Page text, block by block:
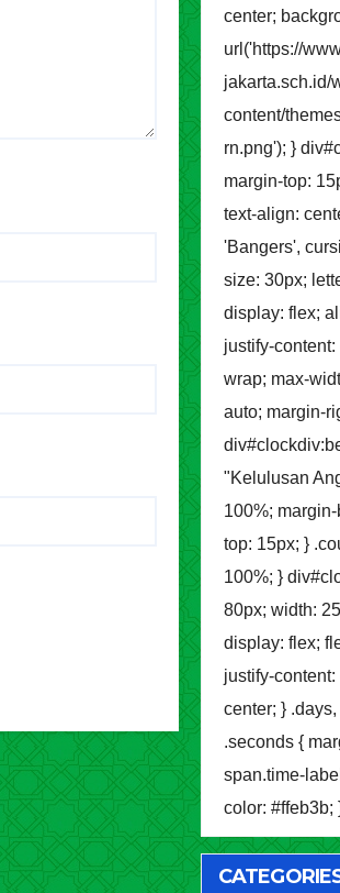
center;
url('https://
jakarta.sch.id/
content/
rn.png'); }
margin-top:
text-align:
'Bangers',
size: 30px;
display: flex;
justify-
wrap; max-
auto; margin-
"Kelulusan
100%;
top: 15px; }
100%; }
80px; width:
display: flex;
justify-
center; }
.seconds {
span.time-
color: #ffeb3b;